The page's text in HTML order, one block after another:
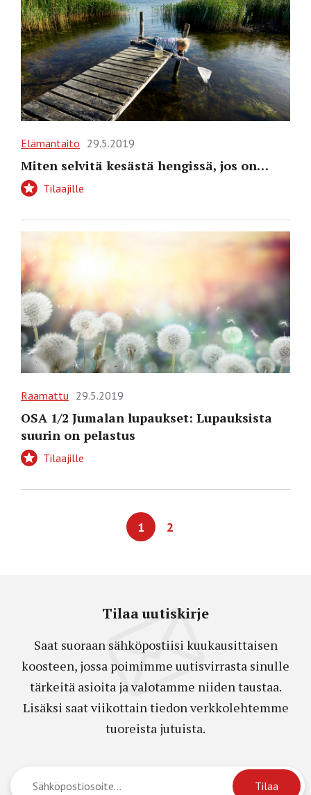
Elämäntaito 29.5.2019
Miten selvitä kesästä hengissä, jos on…
Tilaajille
Raamattu 29.5.2019
OSA 1/2 Jumalan lupaukset: Lupauksista
suurin on pelastus
Tilaajille
1 2
Tilaa uutiskirje
Saat suoraan sähköpostiisi kuukausittaisen
koosteen, jossa poimimme uutisvirrasta sinulle
tärkeitä asioita ja valotamme niiden taustaa.
Lisäksi saat viikottain tiedon verkkolehtemme
tuoreista jutuista.